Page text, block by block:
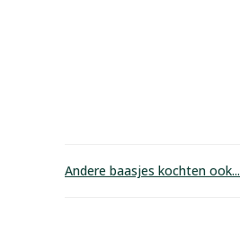
Andere baasjes kochten ook...